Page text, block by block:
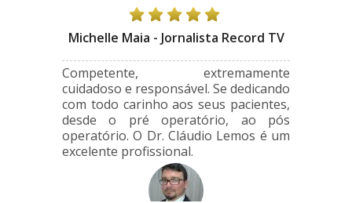
Michelle Maia - Jornalista Record TV
Competente, extremamente
cuidadoso e responsável. Se dedicando
com todo carinho aos seus pacientes,
desde o pré operatório, ao pós
operatório. O Dr. Cláudio Lemos é um
excelente profissional.